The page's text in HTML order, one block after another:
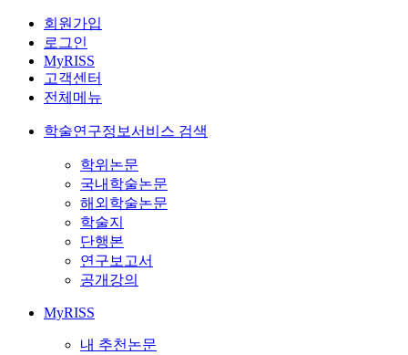
회원가입
로그인
MyRISS
고객센터
전체메뉴
학술연구정보서비스 검색
학위논문
국내학술논문
해외학술논문
학술지
단행본
연구보고서
공개강의
MyRISS
내 추천논문